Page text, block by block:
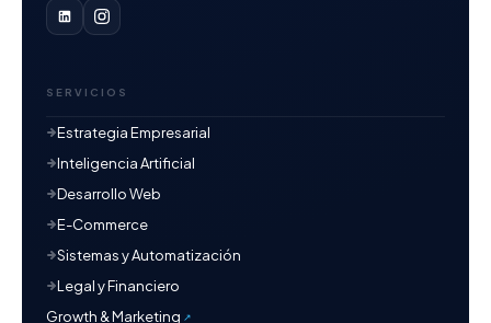
SERVICIOS
Estrategia Empresarial
Inteligencia Artificial
Desarrollo Web
E-Commerce
Sistemas y Automatización
Legal y Financiero
Growth & Marketing